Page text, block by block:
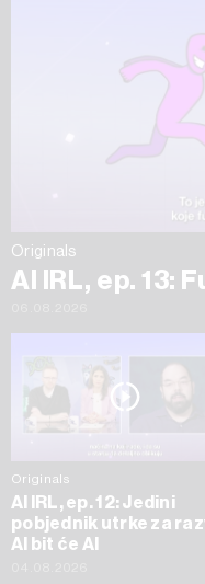
Originals
AI IRL, ep. 13:
Originals
AI IRL, ep. 12: Jedini
pobjednik utrke za
AI bit će AI